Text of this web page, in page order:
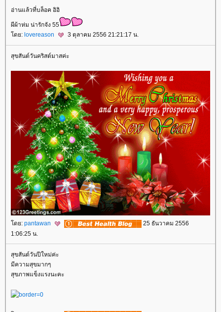
อ่านแล้วที่บล็อค อิอิ
ผีผ้าห่ม น่ารักจัง 55
ดย: lovereason 3 ตุลาคม 2556 21:21:17 น.
สุขสันต์วันคริสต์มาสค่ะ
ดย: pantawan
25 ธันวาคม 2556
1:06:25 น.
สุขสันต์วันปีใหม่ค่ะ
มีความสุขมากๆ
สุขภาพแข็งแรงนะคะ